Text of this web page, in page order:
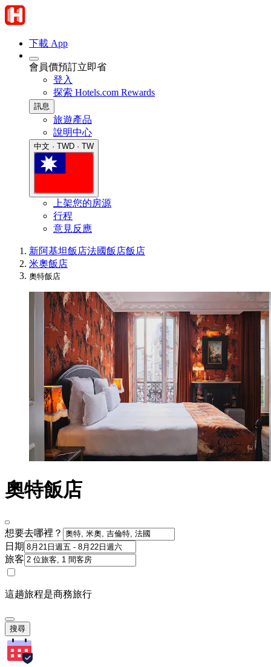
下載 App
會員價預訂立即省
登入
探索 Hotels.com Rewards
訊息
旅遊產品
說明中心
中文 · TWD · TW
上架您的房源
行程
意見反應
新阿基坦飯店法國飯店飯店
米奧飯店
奧特飯店
奧特飯店
想要去哪裡？
日期
旅客
這趟旅程是商務旅行
搜尋